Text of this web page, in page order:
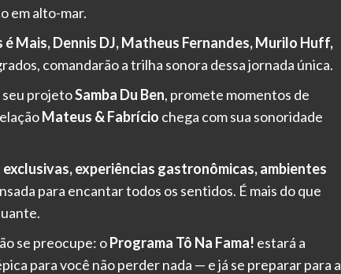
em alto-mar.
Mais, Dennis DJ, Matheus Fernandes, Murilo Huff,
comandarão a trilha sonora dessa jornada única.
seu projetoSamba Du Ben, promete momentos de
Mateus & Fabrício chega com sua sonoridade
experiências gastronômicas, ambientes
para encantar todos os sentidos. É mais do que
se preocupe: oPrograma Tô Na Fama! estará a
para você não perder nada — e já se preparar para a